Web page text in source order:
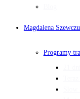
Magdalena
Programy